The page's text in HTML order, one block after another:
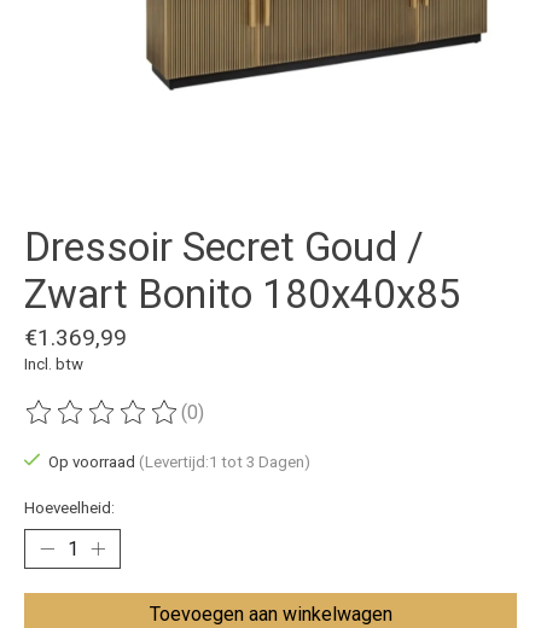
Dressoir Secret Goud /
Zwart Bonito 180x40x85
€1.369,99
Incl. btw
De beoordeling van dit product is
(0)
Op voorraad (Levertijd:1 tot 3 Dagen)
Hoeveelheid:
Toevoegen aan winkelwagen